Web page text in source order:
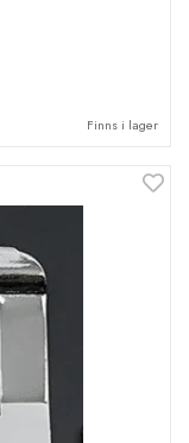
Finns i lager